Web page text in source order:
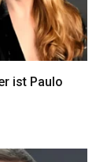
ist Paulo